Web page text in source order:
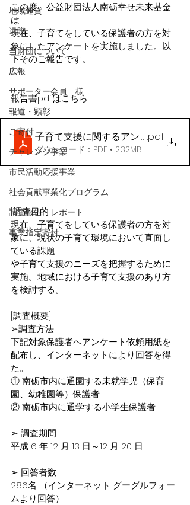
地域通貨
遺贈
当財団について
広報
サポーター会員 様
報道・顕彰
ご寄付
チャレンジ事業
市民活動応援事業
社会貢献事業化プログラム
調査報告・レポート
事業指定寄付
この度、公益財団法人南砺幸せ未来基金
は
現在、子育てをしている保護者の方を対
象にしたアンケートを実施しました。以
下そのご報告です。
報告書pdfはこちら
子育て支援に関するアンケート調査‗
.pdf
ダウンロード：PDF • 2.32MB
[調査目的]
現在、子育てをしている保護者の方を対
象に、現状の子育て環境において直面し
ている課題
や子育て支援のニーズを把握するために
実施。地域における子育て支援のあり方
を検討する。
[調査概要]
➢調査方法
下記対象保護者へアンケート依頼用紙を
配布し、インターネットにより回答を得
た。
① 南砺市内に通園する未就学児（保育
園、幼稚園等）保護者
② 南砺市内に通学する小学生保護者
➢ 調査期間
平成 6 年 12 月 13 日～12 月 20 日
➢ 回答者数
286名 （インターネット グーグルフォー
ムより回答）